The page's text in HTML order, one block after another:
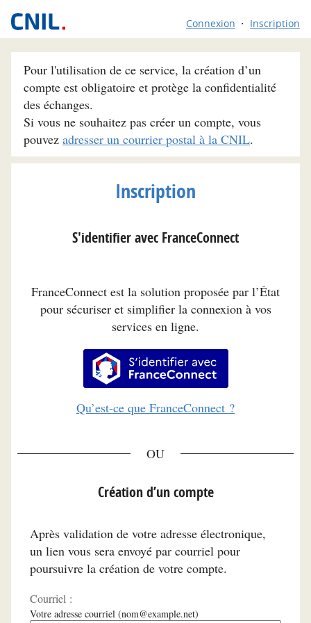
Connexion Inscription
Pour l'utilisation de ce service, la création d’un
compte est obligatoire et protège la confidentialité
des échanges.
Si vous ne souhaitez pas créer un compte, vous
pouvez adresser un courrier postal à la CNIL.
Inscription
S'identifier avec FranceConnect
FranceConnect est la solution proposée par l’État
pour sécuriser et simplifier la connexion à vos
services en ligne.
S’identifier avec
Qu’est-ce que FranceConnect ?
Création d’un compte
Après validation de votre adresse électronique,
un lien vous sera envoyé par courriel pour
poursuivre la création de votre compte.
Courriel :
Votre adresse courriel (nom@example.net)